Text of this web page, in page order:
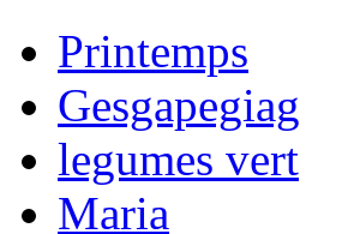
Printemps
Gesgapegiag
legumes vert
Maria